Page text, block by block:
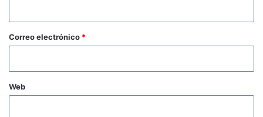
*
Correo electrónico *
Web